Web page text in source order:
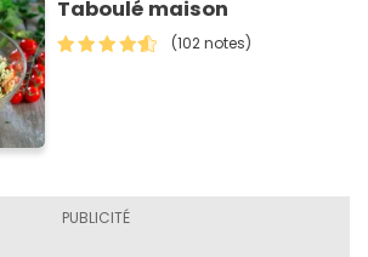
Taboulé maison
(102 notes)